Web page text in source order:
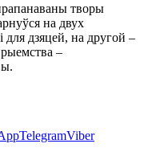
творы
на двух
для дзяцей, на другой –
–
TelegramViber